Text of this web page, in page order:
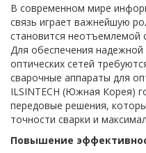
В современном мире
связь играет важнейшую
становится неотъемлемой
Для обеспечения
оптических сетей
сварочные аппараты для
ILSINTECH (Южная Корея)
передовые решения,
точности сварки и
Повышение